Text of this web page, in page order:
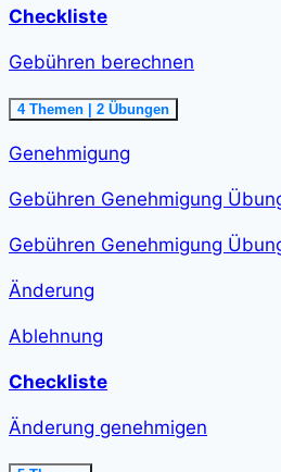
Checkliste
Gebühren berechnen
Ausklappen
Gebühren
berechnen<span
step-
min
</span>
4 Themen 2 Übungen
Genehmigung
Gebühren Genehmigung
Gebühren Genehmigung
Änderung
Ablehnung
Checkliste
Änderung genehmigen